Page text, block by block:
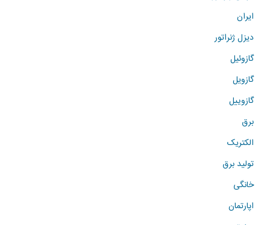
ایران
دیزل ژنراتور
گازوئیل
گازویل
گازوییل
برق
الکتریک
تولید برق
خانگی
اپارتمان